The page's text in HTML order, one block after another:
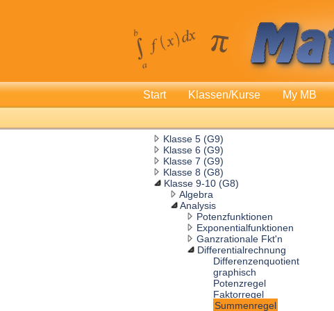
Start Klassen/Kurse My MB
Klasse 5 (G9)
Klasse 6 (G9)
Klasse 7 (G9)
Klasse 8 (G8)
Klasse 9-10 (G8)
Algebra
Analysis
Potenzfunktionen
Exponentialfunktionen
Ganzrationale Fkt'n
Differentialrechnung
Differenzenquotient
graphisch
Potenzregel
Faktorregel
Summenregel